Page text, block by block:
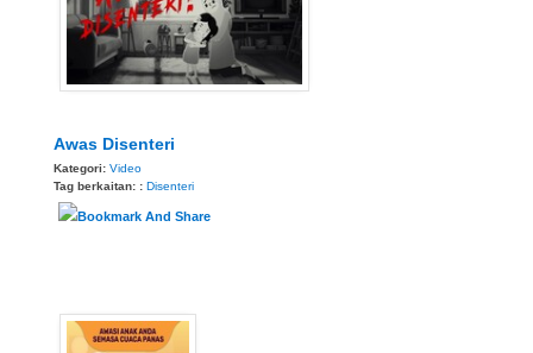
Awas Disenteri
Kategori: Video
Tag berkaitan: : Disenteri